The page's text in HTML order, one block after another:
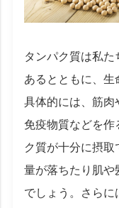
タンパク質は私
あるとともに、生
具体的には、筋肉
免疫物質などを
ク質が十分に摂
量が落ちたり肌や
でしょう。さらに